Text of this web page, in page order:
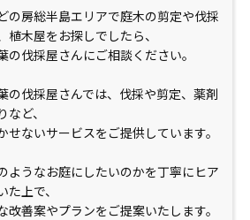
の房総半島エリアで庭木の剪定や伐採
植木屋をお探しでしたら、
の伐採屋さんにご相談ください。
の伐採屋さんでは、伐採や剪定、薬剤
ど、
ないサービスをご提供しています。
ようなお庭にしたいのかを丁寧にヒア
上で、
改善案やプランをご提案いたします。